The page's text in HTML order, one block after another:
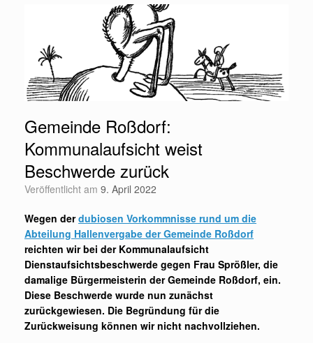
Gemeinde Roßdorf:
Kommunalaufsicht weist
Beschwerde zurück
Veröffentlicht am 9. April 2022
Wegen derdubiosen Vorkommnisse rund um die
Abteilung Hallenvergabe der Gemeinde Roßdorf
reichten wir bei der Kommunalaufsicht
Dienstaufsichtsbeschwerde gegen Frau Sprößler, die
damalige Bürgermeisterin der Gemeinde Roßdorf, ein.
Diese Beschwerde wurde nun zunächst
zurückgewiesen. Die Begründung für die
Zurückweisung können wir nicht nachvollziehen.